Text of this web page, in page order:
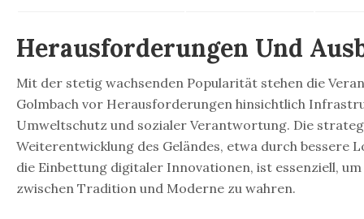
Herausforderungen Und
Mit der stetig wachsenden Popularität stehen die
Golmbach vor Herausforderungen hinsichtlich
Umweltschutz und sozialer Verantwortung. Die
Weiterentwicklung des Geländes, etwa durch bessere
die Einbettung digitaler Innovationen, ist essenziell, um
zwischen Tradition und Moderne zu wahren.